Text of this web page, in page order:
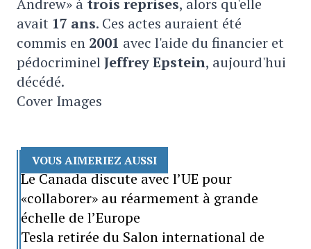
Andrew» à trois reprises, alors qu'elle
avait 17 ans. Ces actes auraient été
commis en 2001 avec l'aide du financier et
pédocriminelJeffrey Epstein, aujourd'hui
décédé.
Cover Images
VOUS AIMERIEZ AUSSI
Le Canada discute avec l’UE pour
«collaborer» au réarmement à grande
échelle de l’Europe
Tesla retirée du Salon international de